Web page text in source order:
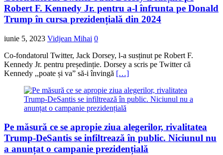
Robert F. Kennedy Jr. pentru a-l înfrunta pe Donald
Trump în cursa prezidențială din 2024
iunie 5, 2023 Vidjean Mihai 0
Co-fondatorul Twitter, Jack Dorsey, l-a susținut pe Robert F.
Kennedy Jr. pentru președinție. Dorsey a scris pe Twitter că
Kennedy ,,poate și va” să-i învingă […]
Pe măsură ce se apropie ziua alegerilor, rivalitatea
Trump-DeSantis se infiltrează în public. Niciunul nu
a anunțat o campanie prezidențială